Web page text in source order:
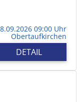
09:00 Uhr
Obertaufkirchen
DETAIL